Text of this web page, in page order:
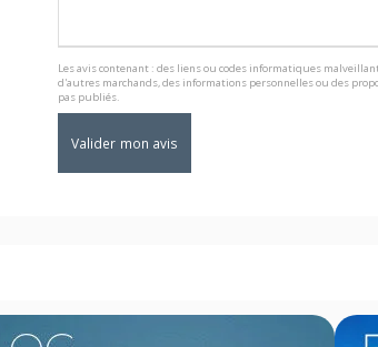
Les avis contenant : des liens ou codes informatiques
d'autres marchands, des informations personnelles ou des
pas publiés.